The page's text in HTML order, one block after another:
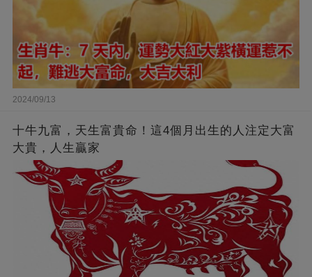
2024/09/13
十牛九富，天生富貴命！這4個月出生的人注定大富
大貴，人生贏家